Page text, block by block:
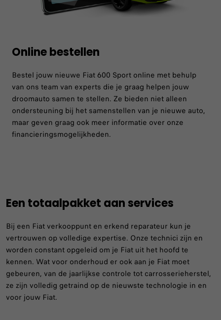
Online bestellen
Bestel jouw nieuwe Fiat 600 Sport online met behulp
van ons team van experts die je graag helpen jouw
droomauto samen te stellen. Ze bieden niet alleen
ondersteuning bij het samenstellen van je nieuwe auto,
maar geven graag ook meer informatie over onze
financieringsmogelijkheden.
Een totaalpakket aan services
Bij een Fiat verkooppunt en erkend reparateur kun je
vertrouwen op volledige expertise. Onze technici zijn en
worden constant opgeleid om je Fiat uit het hoofd te
kennen. Wat voor onderhoud er ook aan je Fiat moet
gebeuren, van de jaarlijkse controle tot carrosserieherstel,
ze zijn volledig getraind op de nieuwste technologie in en
voor jouw Fiat.